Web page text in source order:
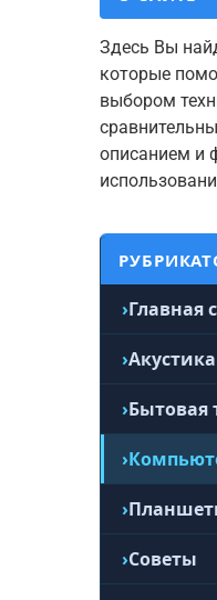
Здесь Вы
которые
выбором
описанием и
Главная
Акустика
Бытовая
Советы